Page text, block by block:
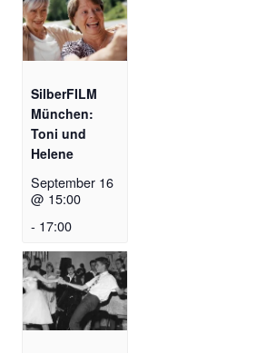
SilberFILM
München:
Toni und
Helene
September 16
@ 15:00
- 17:00